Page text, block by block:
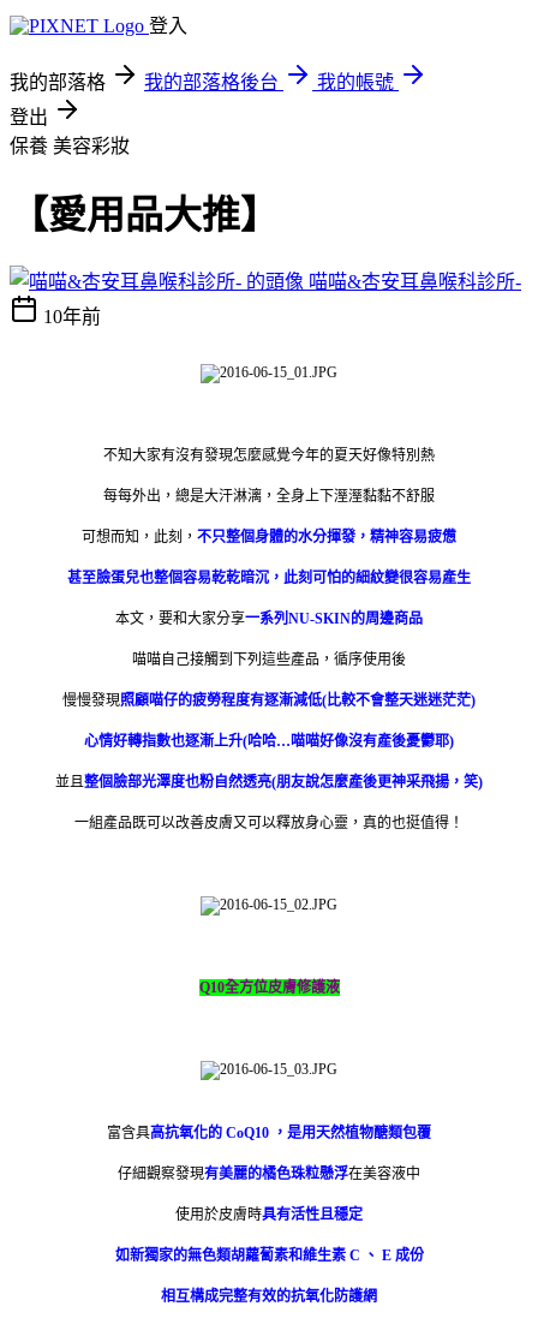
登入
我的部落格 我的部落格後台
我的帳號
登出
保養 美容彩妝
【愛用品大推】
喵喵&杏安耳鼻喉科診所-
10年前
不知大家有沒有發現怎麼感覺今年的夏天好像特別熱
每每外出，總是大汗淋漓，全身上下溼溼黏黏不舒服
可想而知，此刻， 不只整個身體的水分揮發，精神容易疲憊
甚至臉蛋兒也整個容易乾乾暗沉，此刻可怕的細紋變很容易產生
本文，要和大家分享一系列NU-SKIN的周邊商品
喵喵自己接觸到下列這些產品，循序使用後
慢慢發現照顧喵仔的疲勞程度有逐漸減低(比較不會整天迷迷茫茫)
心情好轉指數也逐漸上升(哈哈…喵喵好像沒有產後憂鬱耶)
並且整個臉部光澤度也粉自然透亮(朋友說怎麼產後更神采飛揚，笑)
一組產品既可以改善皮膚又可以釋放身心靈，真的也挺值得！
Q10全方位皮膚修護液
富含具高抗氧化的 CoQ10 ，是用天然植物醣類包覆
仔細觀察發現有美麗的橘色珠粒懸浮在美容液中
使用於皮膚時具有活性且穩定
如新獨家的無色類胡蘿蔔素和維生素 C 、 E 成份
相互構成完整有效的抗氧化防護網